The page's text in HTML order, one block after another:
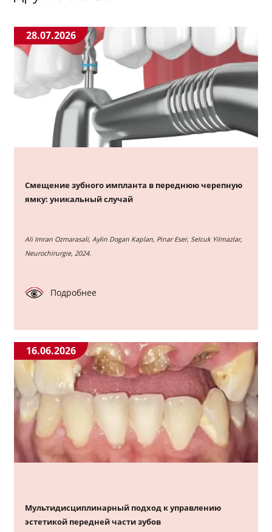
28.07.2026
Смещение зубного импланта в переднюю черепную
ямку: уникальный случай
Ali Imran Ozmarasali, Aylin Dogan Kaplan, Pinar Eser, Selcuk Yilmazlar,
Neurochirurgie, 2024.
Подробнее
16.06.2026
Мультидисциплинарный подход к управлению
эстетикой передней части зубов